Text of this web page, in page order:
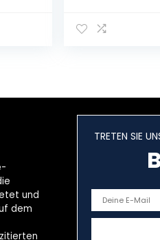
mm
1 Liter
zum Ablesen,
trendiges
re (H / B / T: 76
9 x 9 cm, Klar,
und
dem
TRETEN SIE